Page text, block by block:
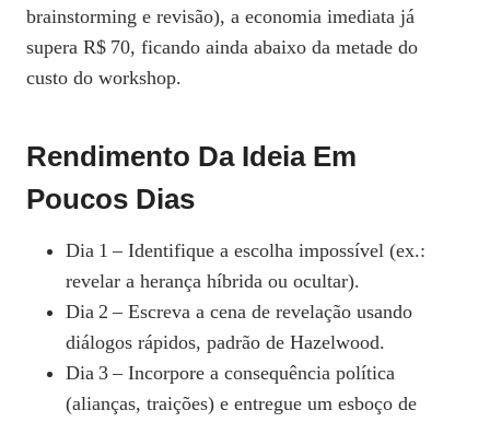
brainstorming e revisão), a economia imediata já
supera R$ 70, ficando ainda abaixo da metade do
custo do workshop.
Rendimento Da Ideia Em
Poucos Dias
Dia 1 – Identifique a escolha impossível (ex.:
revelar a herança híbrida ou ocultar).
Dia 2 – Escreva a cena de revelação usando
diálogos rápidos, padrão de Hazelwood.
Dia 3 – Incorpore a consequência política
(alianças, traições) e entregue um esboço de